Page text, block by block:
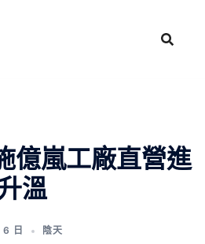
億嵐工廠直營進
溫
日 陰天